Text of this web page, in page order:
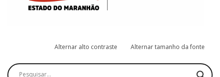
Alternar alto contraste Alternar tamanho da fonte
Pesquisar